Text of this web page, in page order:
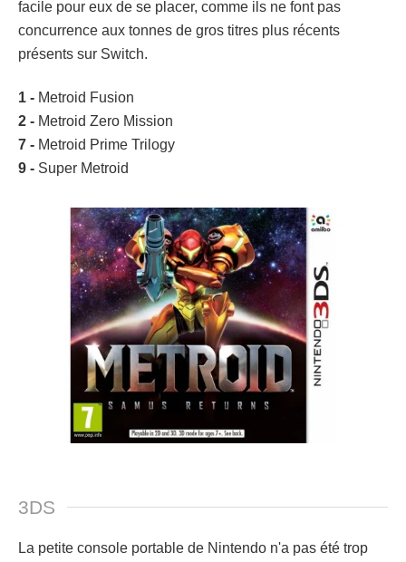
facile pour eux de se placer, comme ils ne font pas
concurrence aux tonnes de gros titres plus récents
présents sur Switch.
1 - Metroid Fusion
2 - Metroid Zero Mission
7 - Metroid Prime Trilogy
9 - Super Metroid
3DS
La petite console portable de Nintendo n'a pas été trop